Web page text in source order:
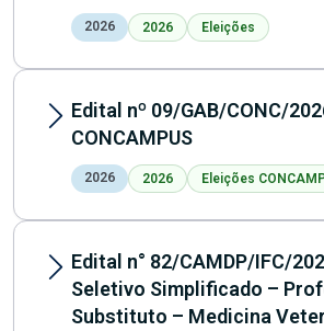
2026 2026 Eleições
Edital nº 09/GAB/CONC/
CONCAMPUS
2026 2026 Eleições
Edital n° 82/CAMDP/IFC/
Seletivo Simplificado –
Substituto – Medicina